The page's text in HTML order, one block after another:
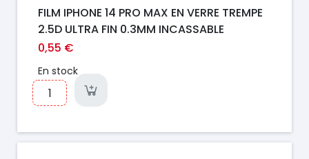
FILM IPHONE 14 PRO MAX EN VERRE TREMPE
2.5D ULTRA FIN 0.3MM INCASSABLE
0,55 €
En stock